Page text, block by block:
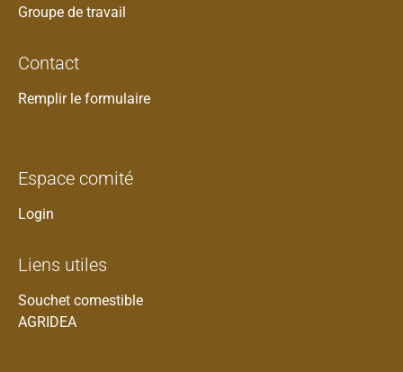
Groupe de travail
Contact
Remplir le formulaire
Espace comité
Login
Liens utiles
Souchet comestible
AGRIDEA